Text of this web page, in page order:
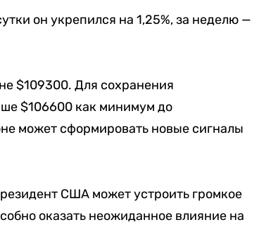
он укрепился на 1,25%, за неделю —
$109300. Для сохранения
$106600 как минимум до
может сформировать новые сигналы
США может устроить громкое
оказать неожиданное влияние на